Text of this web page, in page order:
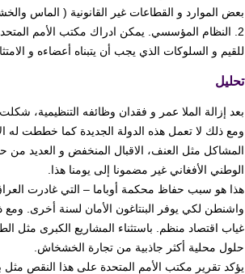
بعض الموارد و القطاعات غير القانونية ( الماس
2. النظام المؤسسي. يمكن ادراك مكتب الأمم
للقيم و السلوكات الذي يجب أن يتبناه أعضاءه و
تحليل
بعد إزالة الملا عمر و فقدان وظائفه التنظيمية،
المشاكل مثل العنف، الاقبال المنخفض و العديد من
الوطني الأفغاني غير مضمونا إلى يومنا هذا.
غياب اقتصاد منظم. باستثناء المشاريع الكبرى مثل
حلول محلية أكثر جاذبية من تجارة الخشخاش.
يؤكد تقرير مكتب الأمم المتحدة على هذا النقص